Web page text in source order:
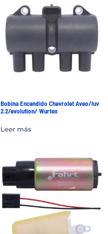
Bobina Encendido Chevrolet Aveo/luv
2.2/evolution/ Wurtex
Leer más